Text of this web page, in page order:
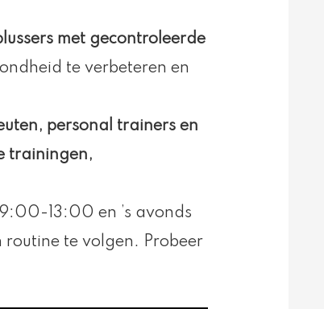
met gecontroleerde
te verbeteren en
personal trainers en
trainingen,
13:00 en ’s avonds
te volgen. Probeer